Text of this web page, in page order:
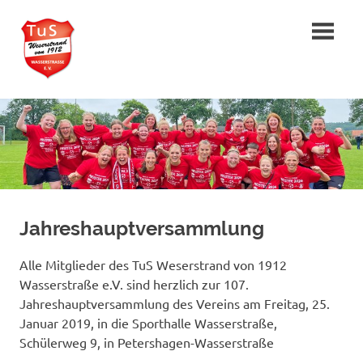
Inhalt
springen
von
1912
Wasserstraße
e.V.
Jahreshauptversammlung
Alle Mitglieder des TuS Weserstrand von 1912
Wasserstraße e.V. sind herzlich zur 107.
Jahreshauptversammlung des Vereins am Freitag, 25.
Januar 2019, in die Sporthalle Wasserstraße,
Schülerweg 9, in Petershagen-Wasserstraße